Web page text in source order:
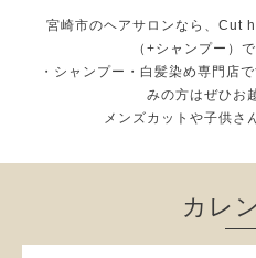
宮崎市のヘアサロンなら、Cut
（+シャンプー）
・シャンプー・白髪染め専門店
みの方はぜひお
メンズカットや子供さ
カレ